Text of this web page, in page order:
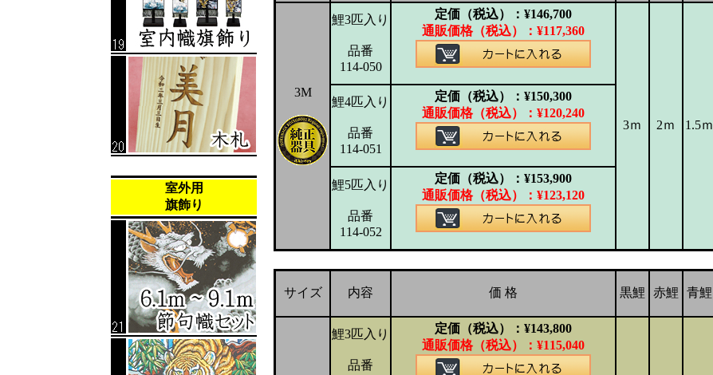
室外用
旗飾り
3M
鯉3匹入り
品番
114-050
定価（税込）： ¥146,700
通販価格（税込）： ¥117,360
3ｍ 2ｍ 1.5ｍ
鯉4匹入り
品番
114-051
定価（税込）： ¥150,300
通販価格（税込）： ¥120,240
鯉5匹入り
品番
114-052
定価（税込）： ¥153,900
通販価格（税込）： ¥123,120
サイズ 内容 価 格 黒鯉 赤鯉 青鯉
鯉3匹入り
品番
定価（税込）： ¥143,800
通販価格（税込）： ¥115,040